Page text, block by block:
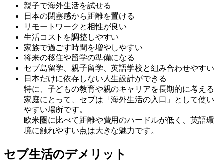
親子で海外生活を試せる
日本の閉塞感から距離を置ける
リモートワークと相性が良い
生活コストを調整しやすい
家族で過ごす時間を増やしやすい
将来の移住や留学の準備になる
セブ島留学、親子留学、英語学校と組み合わせやすい
日本だけに依存しない人生設計ができる
特に、子どもの教育や親のキャリアを長期的に考える
家庭にとって、セブは「海外生活の入口」として使い
やすい場所です。
欧米圏に比べて距離や費用のハードルが低く、英語環
境に触れやすい点は大きな魅力です。
セブ生活のデメリット